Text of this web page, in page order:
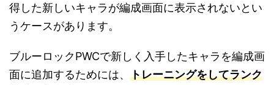
得した新しいキャラが編成画面に表示されないとい
うケースがあります。
ブルーロックPWCで新しく入手したキャラを編成画
面に追加するためには、 トレーニングをしてランク